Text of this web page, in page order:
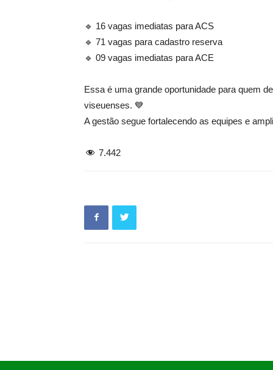
🔹 16 vagas imediatas para ACS
🔹 71 vagas para cadastro reserva
🔹 09 vagas imediatas para ACE
Essa é uma grande oportunidade para quem
viseuenses. 💙
A gestão segue fortalecendo as equipes e
7.442